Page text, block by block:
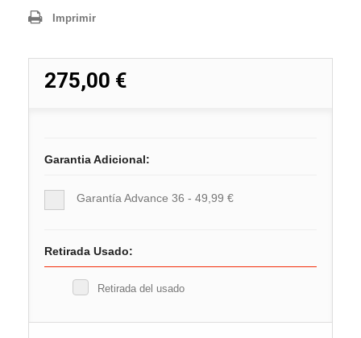
Imprimir
275,00 €
Garantia Adicional:
Garantía Advance 36 - 49,99 €
Retirada Usado:
Retirada del usado